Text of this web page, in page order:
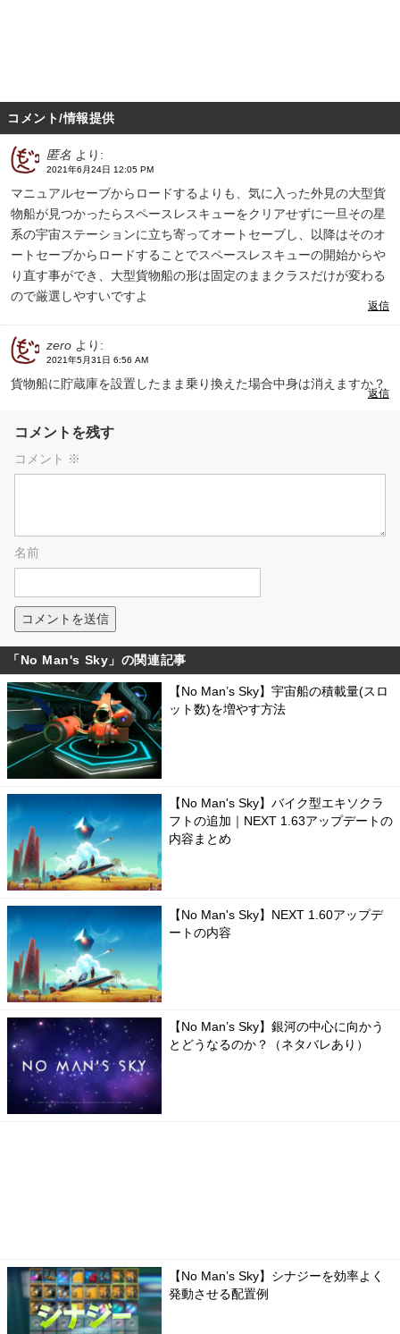
コメント/情報提供
匿名 より:
2021年6月24日 12:05 PM
マニュアルセーブからロードするよりも、気に入った外見の大型貨
物船が見つかったらスペースレスキューをクリアせずに一旦その星
系の宇宙ステーションに立ち寄ってオートセーブし、以降はそのオ
ートセーブからロードすることでスペースレスキューの開始からや
り直す事ができ、大型貨物船の形は固定のままクラスだけが変わる
ので厳選しやすいですよ
返信
zero より:
2021年5月31日 6:56 AM
貨物船に貯蔵庫を設置したまま乗り換えた場合中身は消えますか？
返信
コメントを残す
コメント ※
名前
「No Man's Sky」の関連記事
【No Man’s Sky】宇宙船の積載量(スロ
ット数)を増やす方法
【No Man's Sky】バイク型エキソクラ
フトの追加｜NEXT 1.63アップデートの
内容まとめ
【No Man's Sky】NEXT 1.60アップデ
ートの内容
【No Man’s Sky】銀河の中心に向かう
とどうなるのか？（ネタバレあり）
【No Man’s Sky】シナジーを効率よく
発動させる配置例